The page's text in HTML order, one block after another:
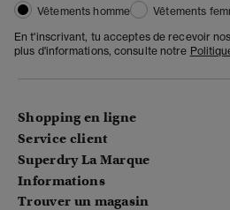
Vêtements homme
Vêtements
En t'inscrivant, tu acceptes de recevoir
plus d'informations, consulte notre
Shopping en ligne
Service client
Superdry La Marque
Informations
Trouver un magasin